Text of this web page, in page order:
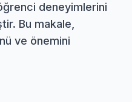
deneyimlerini
Bu makale,
ve önemini